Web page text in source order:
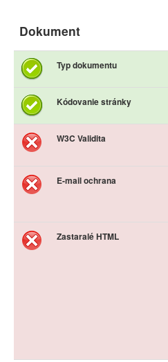
Dokument
Typ dokumentu
Kódovanie stránky
W3C Validita
E-mail ochrana
Zastaralé HTML